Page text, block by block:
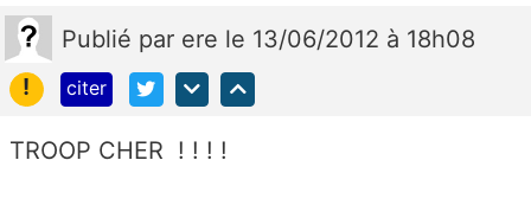
Publié par ere le 13/06/2012 à 18h08
!
citer
TROOP CHER ! ! ! !